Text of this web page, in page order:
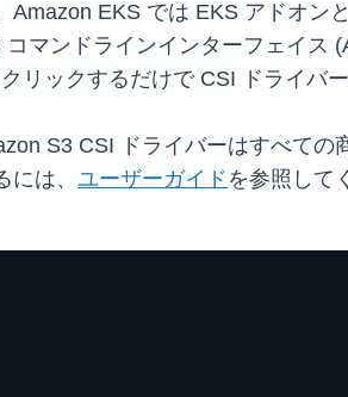
Amazon EKS では EKS アドオン
マンドラインインターフェイス
リックするだけで CSI ドライバ
S3 CSI ドライバーはすべて
は、 ユーザーガイド を参照して